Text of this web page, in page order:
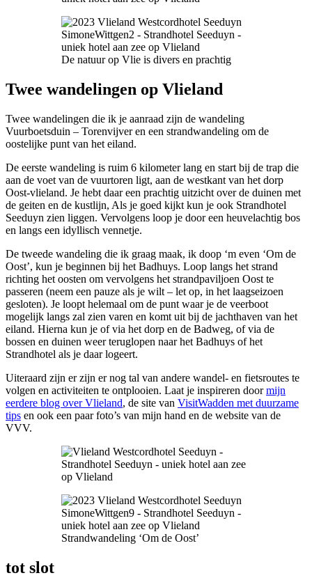
De natuur op Vlie is divers en prachtig
Twee wandelingen op Vlieland
Twee wandelingen die ik je aanraad zijn de wandeling
Vuurboetsduin – Torenvijver en een strandwandeling om de
oostelijke punt van het eiland.
De eerste wandeling is ruim 6 kilometer lang en start bij de trap die
aan de voet van de vuurtoren ligt, aan de westkant van het dorp
Oost-vlieland. Je hebt daar een prachtig uitzicht over de duinen met
de geiten en de kustlijn, Als je goed kijkt kun je ook Strandhotel
Seeduyn zien liggen. Vervolgens loop je door een heuvelachtig bos
en langs een idyllisch vennetje.
De tweede wandeling die ik graag maak, ik doop ‘m even ‘Om de
Oost’, kun je beginnen bij het Badhuys. Loop langs het strand
richting het oosten om vervolgens het strandpaviljoen Oost te
passeren (neem een pauze als je wilt – let op, in het laagseizoen
gesloten). Je loopt helemaal om de punt waar je de veerboot
mogelijk langs zal zien varen en komt uit bij de jachthaven van het
eiland. Hierna kun je of via het dorp en de Badweg, of via de
bossen en duinen weer teruglopen naar het Badhuys of het
Strandhotel als je daar logeert.
Uiteraard zijn er zijn er nog tal van andere wandel- en fietsroutes te
volgen en activiteiten te ontplooien. Laat je inspireren doormijn
eerdere blog over Vlieland, de site van VisitWadden met duurzame
tips en ook een paar foto’s van mijn hand en de website van de
VVV.
Strandwandeling ‘Om de Oost’
tot slot